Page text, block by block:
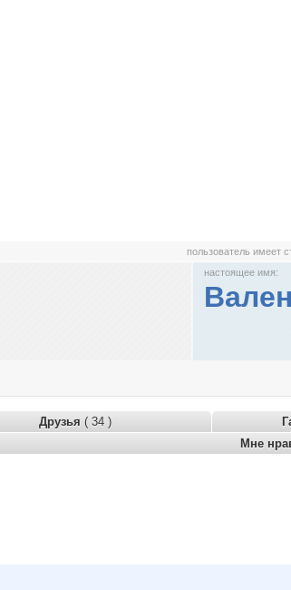
пользователь имеет
настоящее имя:
Друзья ( 34 )
Мне